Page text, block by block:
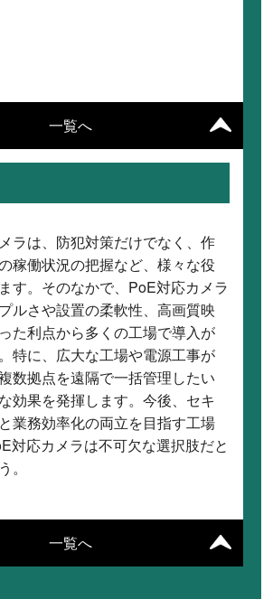
一覧へ
一覧へ
ラは、防犯対策だけでなく、作
稼働状況の把握など、様々な役
す。そのなかで、PoE対応カメラ
ルさや設置の柔軟性、高画質映
た利点から多くの工場で導入が
特に、広大な工場や電源工事が
数拠点を遠隔で一括管理したい
効果を発揮します。今後、セキ
業務効率化の両立を目指す工場
対応カメラは不可欠な選択肢だと
。